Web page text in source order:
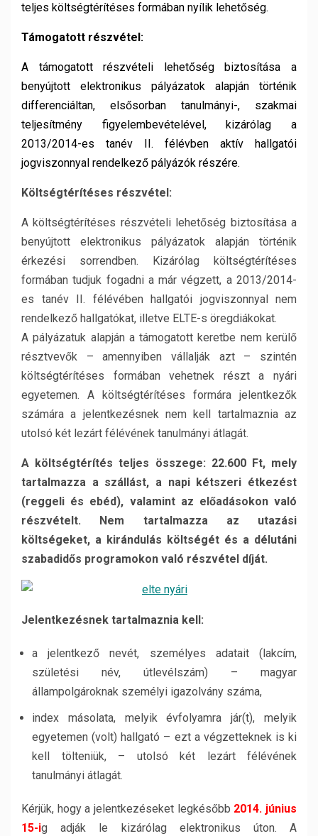
teljes költségtérítéses formában nyílik lehetőség.
Támogatott részvétel:
A támogatott részvételi lehetőség biztosítása a
benyújtott elektronikus pályázatok alapján történik
differenciáltan, elsősorban tanulmányi-, szakmai
teljesítmény figyelembevételével, kizárólag a
2013/2014-es tanév II. félévben aktív hallgatói
jogviszonnyal rendelkező pályázók részére.
Költségtérítéses részvétel:
A költségtérítéses részvételi lehetőség biztosítása a
benyújtott elektronikus pályázatok alapján történik
érkezési sorrendben. Kizárólag költségtérítéses
formában tudjuk fogadni a már végzett, a 2013/2014-
es tanév II. félévében hallgatói jogviszonnyal nem
rendelkező hallgatókat, illetve ELTE-s öregdiákokat.
A pályázatuk alapján a támogatott keretbe nem kerülő
résztvevők – amennyiben vállalják azt – szintén
költségtérítéses formában vehetnek részt a nyári
egyetemen. A költségtérítéses formára jelentkezők
számára a jelentkezésnek nem kell tartalmaznia az
utolsó két lezárt félévének tanulmányi átlagát.
A költségtérítés teljes összege: 22.600 Ft, mely
tartalmazza a szállást, a napi kétszeri étkezést
(reggeli és ebéd), valamint az előadásokon való
részvételt. Nem tartalmazza az utazási
költségeket, a kirándulás költségét és a délutáni
szabadidős programokon való részvétel díját.
Jelentkezésnek tartalmaznia kell:
a jelentkező nevét, személyes adatait (lakcím,
születési név, útlevélszám) – magyar
állampolgároknak személyi igazolvány száma,
index másolata, melyik évfolyamra jár(t), melyik
egyetemen (volt) hallgató – ezt a végzetteknek is ki
kell tölteniük, – utolsó két lezárt félévének
tanulmányi átlagát.
Kérjük, hogy a jelentkezéseket legkésőbb 2014. június
15-ig adják le kizárólag elektronikus úton. A